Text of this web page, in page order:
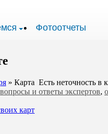
Фотоотчеты
» Карта Есть неточность в
вопросы и ответы экспертов,
карт